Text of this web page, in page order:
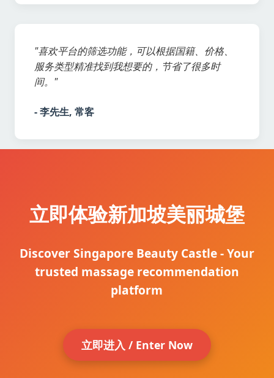
"喜欢平台的筛选功能，可以根据国籍、价格、
服务类型精准找到我想要的，节省了很多时
间。"
- 李先生, 常客
立即体验新加坡美丽城堡
Discover Singapore Beauty Castle - Your
trusted massage recommendation
platform
立即进入 / Enter Now